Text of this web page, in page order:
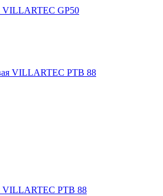
VILLARTEC GP50
VILLARTEC PTB 88